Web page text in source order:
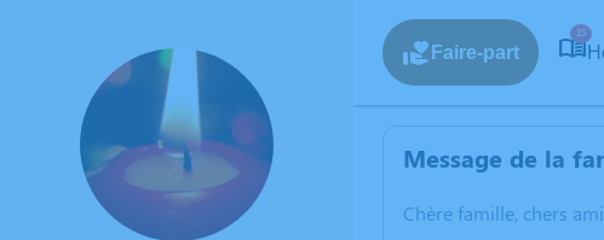
Faire-part
15
Message de la
Chère famille, chers